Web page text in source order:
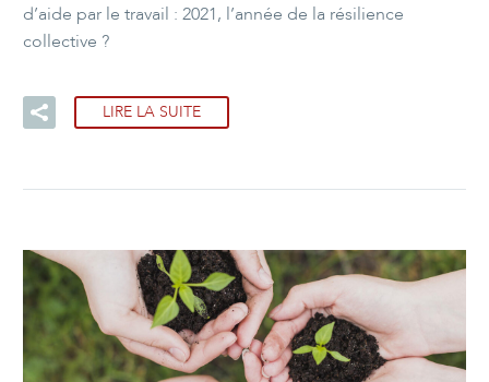
d’aide par le travail : 2021, l’année de la résilience
collective ?
LIRE LA SUITE